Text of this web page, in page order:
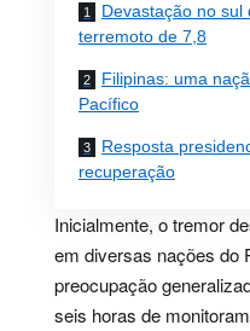
Devastação no sul
terremoto de 7,8
Filipinas: uma
Pacífico
Resposta
recuperação
Inicialmente, o tremor
em diversas nações do
preocupação
seis horas de